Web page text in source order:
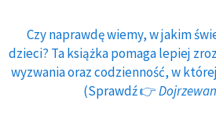
Czy naprawdę wiemy, w jakim
dzieci? Ta książka pomaga lepiej
wyzwania oraz codzienność, w
(Sprawdź 👉